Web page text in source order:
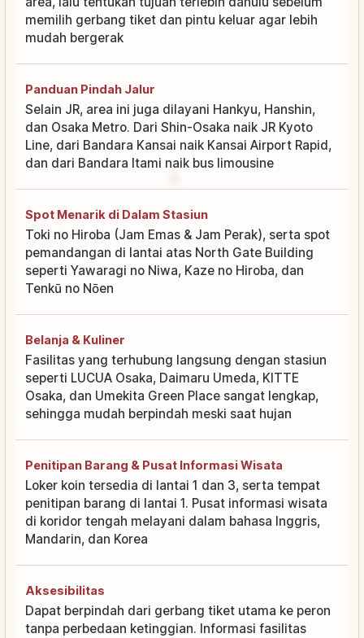
memilih gerbang tiket dan pintu keluar agar lebih
mudah bergerak
Panduan Pindah Jalur
Selain JR, area ini juga dilayani Hankyu, Hanshin,
dan Osaka Metro. Dari Shin-Osaka naik JR Kyoto
Line, dari Bandara Kansai naik Kansai Airport Rapid,
dan dari Bandara Itami naik bus limousine
Spot Menarik di Dalam Stasiun
Toki no Hiroba (Jam Emas & Jam Perak), serta spot
pemandangan di lantai atas North Gate Building
seperti Yawaragi no Niwa, Kaze no Hiroba, dan
Tenkū no Nōen
Belanja & Kuliner
Fasilitas yang terhubung langsung dengan stasiun
seperti LUCUA Osaka, Daimaru Umeda, KITTE
Osaka, dan Umekita Green Place sangat lengkap,
sehingga mudah berpindah meski saat hujan
Penitipan Barang & Pusat Informasi Wisata
Loker koin tersedia di lantai 1 dan 3, serta tempat
penitipan barang di lantai 1. Pusat informasi wisata
di koridor tengah melayani dalam bahasa Inggris,
Mandarin, dan Korea
Aksesibilitas
Dapat berpindah dari gerbang tiket utama ke peron
tanpa perbedaan ketinggian. Informasi fasilitas